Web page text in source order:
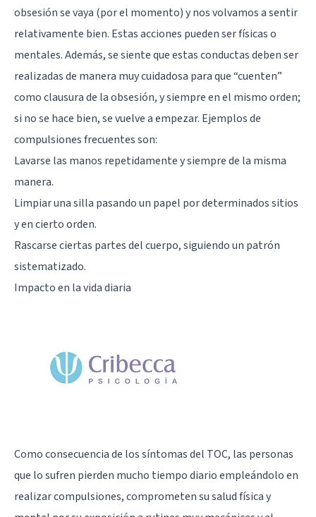
obsesión se vaya (por el momento) y nos volvamos a sentir
relativamente bien. Estas acciones pueden ser físicas o
mentales. Además, se siente que estas conductas deben ser
realizadas de manera muy cuidadosa para que “cuenten”
como clausura de la obsesión, y siempre en el mismo orden;
si no se hace bien, se vuelve a empezar. Ejemplos de
compulsiones frecuentes son:
Lavarse las manos repetidamente y siempre de la misma
manera.
Limpiar una silla pasando un papel por determinados sitios
y en cierto orden.
Rascarse ciertas partes del cuerpo, siguiendo un patrón
sistematizado.
Impacto en la vida diaria
Como consecuencia de los síntomas del TOC, las personas
que lo sufren pierden mucho tiempo diario empleándolo en
realizar compulsiones, comprometen su salud física y